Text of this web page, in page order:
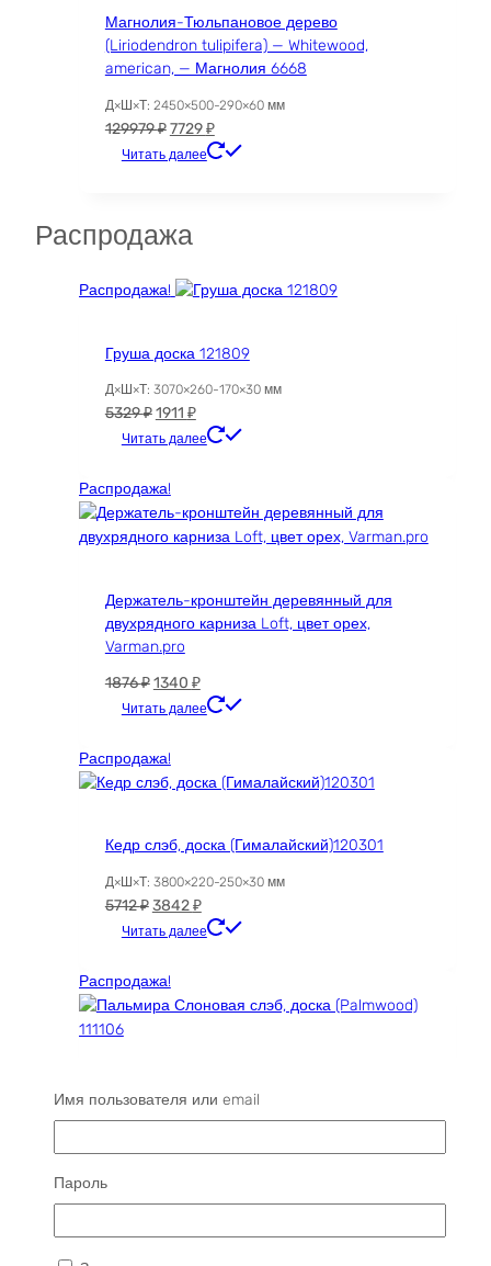
Магнолия-Тюльпановое дерево
(Liriodendron tulipifera) — Whitewood,
american, — Магнолия 6668
Д×Ш×Т: 2450×500-290×60 мм
129979₽Первоначальная
цена
7729₽Текущая
цена:
Читать далее
Распродажа
Распродажа!
Груша доска 121809
Д×Ш×Т: 3070×260-170×30 мм
5329₽Первоначальная
цена
5329 ₽.
1911 ₽Текущая
цена:
Читать далее
Распродажа!
Держатель-кронштейн деревянный для
двухрядного карниза Loft, цвет орех,
Varman.pro
1876₽Первоначальная
цена
1876 ₽.
1340 ₽Текущая
цена:
Читать далее
Распродажа!
Кедр слэб, доска (Гималайский)120301
Д×Ш×Т: 3800×220-250×30 мм
5712₽Первоначальная
цена
5712 ₽.
3842₽Текущая
цена:
Читать далее
Распродажа!
Пальмира Слоновая слэб, доска (Palmwood)
111106
Д×Ш×Т: 3780×310-350×55 мм
Читать далее
Имя пользователя или email
Пароль